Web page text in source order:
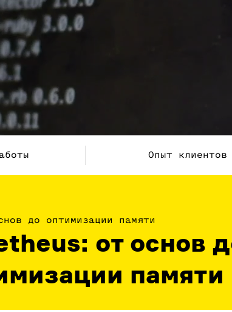
Опыт клиентов
до оптимизации памяти
от основ
памяти